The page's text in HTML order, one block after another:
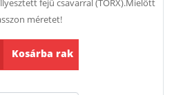
fejű csavarral (TORX).Mielőtt
méretet!
Kosárba rak